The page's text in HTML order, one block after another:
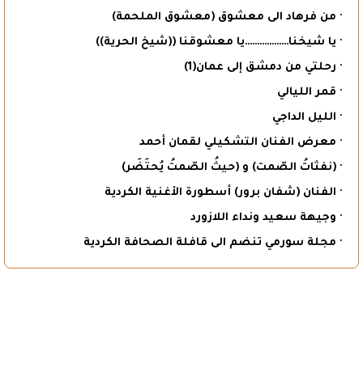
· من فرهاد الى معشوق (معشوق الملحمة)
· يا شيخنا………………يا معشوقنا ((شيخ الحرية))
· رحلتي من دمشق إلى عمان(1)
· قمر الليالي
· الليل الداجي
· معرض الفنان التشكيلي لقمان أحمد
· (نفثاتُ الصّمت) و (حيثُ الصّمتُ يُحتَضَر)
· الفنان (شفان برور) أسطورة الأغنية الكردية
· وجيهة سعيد ونداء اللازورد
· مجلة سورمي تنضم الى قافلة الصحافة الكردية